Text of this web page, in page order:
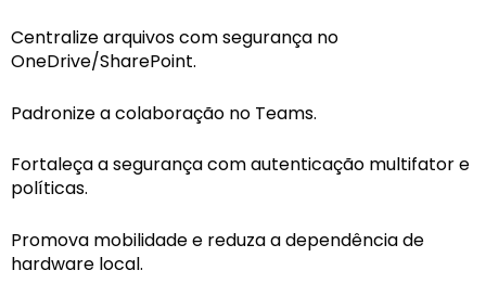
Centralize arquivos com segurança no
OneDrive/SharePoint.
Padronize a colaboração no Teams.
Fortaleça a segurança com autenticação multifator e
políticas.
Promova mobilidade e reduza a dependência de
hardware local.